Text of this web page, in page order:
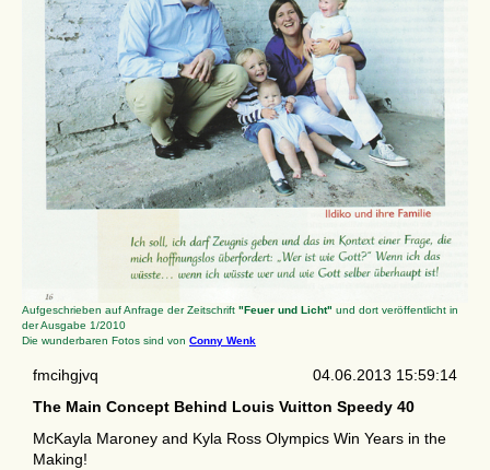
Aufgeschrieben auf Anfrage der Zeitschrift "Feuer und Licht" und dort veröffentlicht in
der Ausgabe 1/2010
Die wunderbaren Fotos sind von Conny Wenk
fmcihgjvq
04.06.2013 15:59:14
The Main Concept Behind Louis Vuitton Speedy 40
McKayla Maroney and Kyla Ross Olympics Win Years in the
Making!